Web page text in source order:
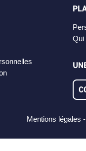
Qui
Mentions légales -